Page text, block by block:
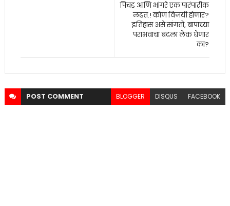
पिचड आणि भांगरे एक पारंपारीक
लढत.! कोण विजयी होणार?
इतिहास असे सांगतो, बापाच्या
पराभवाचा बदला लेक घेणार
का?
POST COMMENT BLOGGER DISQUS FACEBOOK